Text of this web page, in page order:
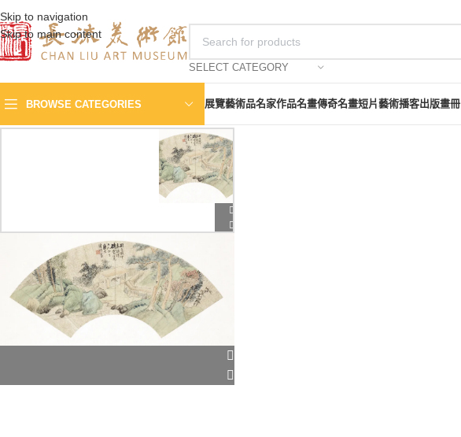
Skip to navigation
Skip to main content
SELECT CATEGORY
BROWSE CATEGORIES 展覽藝術品名家作品名畫傳奇名畫短片藝術播客出版畫冊